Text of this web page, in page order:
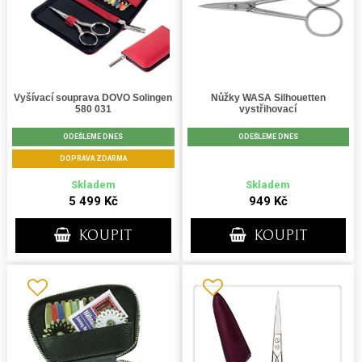
Vyšívací souprava DOVO Solingen
580 031
ODEŠLEME DNES
DOPRAVA ZDARMA
Skladem
5 499 Kč
KOUPIT
Nůžky WASA Silhouetten
vystřihovací
ODEŠLEME DNES
Skladem
949 Kč
KOUPIT